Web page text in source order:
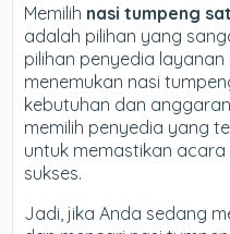
Memilih nasi tumpeng
adalah pilihan yang
pilihan penyedia
menemukan nasi
kebutuhan dan
memilih penyedia yang
untuk memastikan
sukses.
Jadi, jika Anda sedang